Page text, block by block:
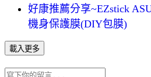
好康推薦分享~EZstick
機身保護膜(DIY包膜)
載入更多